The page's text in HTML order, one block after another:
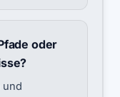
oder
und